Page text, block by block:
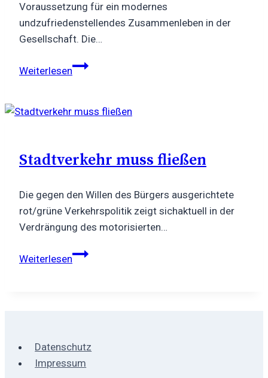
Voraussetzung für ein modernes
undzufriedenstellendes Zusammenleben in der
Gesellschaft. Die…
WeiterlesenStarke
starke
Stadtverkehr muss fließen
Die gegen den Willen des Bürgers ausgerichtete
rot/grüne Verkehrspolitik zeigt sichaktuell in der
Verdrängung des motorisierten…
WeiterlesenStadtverkehr
Datenschutz
Impressum